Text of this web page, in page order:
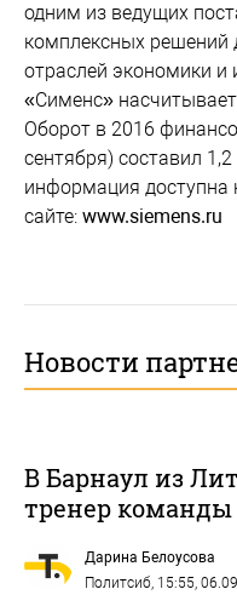
одним из ведущих
комплексных
отраслей экономики
«Сименс»
Оборот в 2016
сентября) составил
информация доступна
сайте: www.siemens.ru
Новости
В Барнаул из
тренер команды
Дарина Белоусова
Политсиб, 15:55,